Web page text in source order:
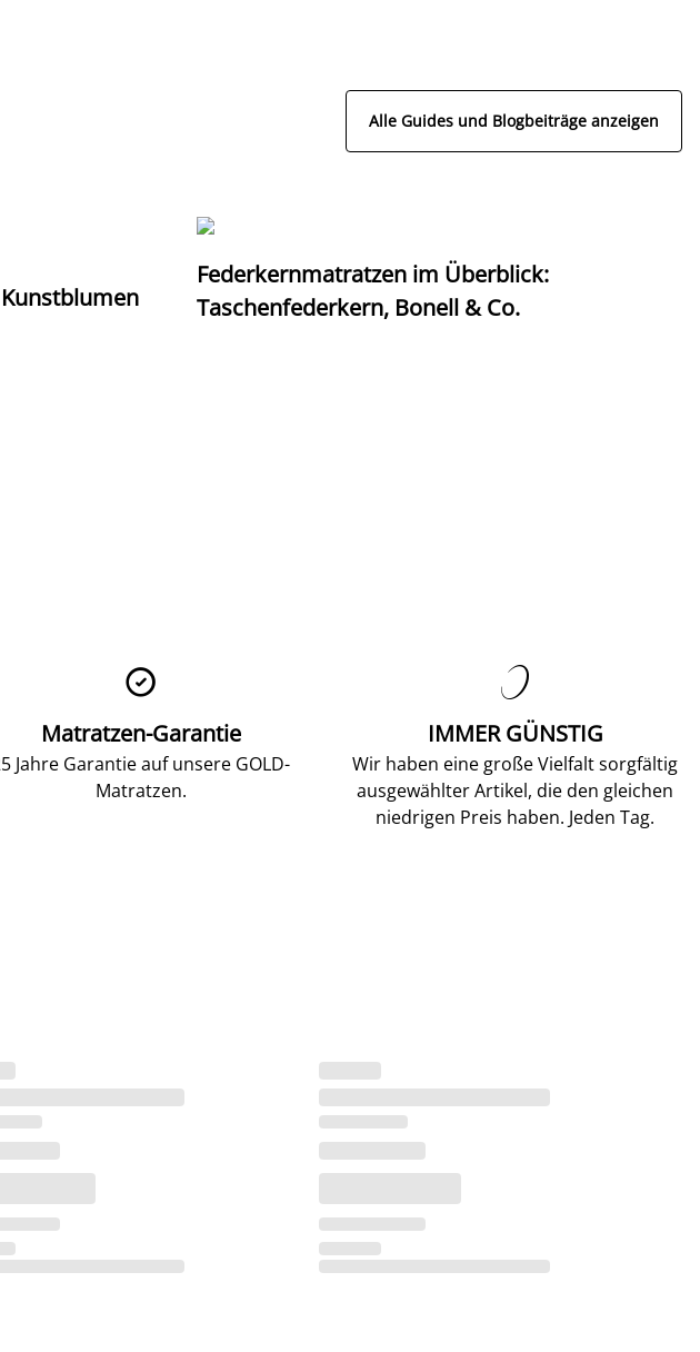
Alle Guides und Blogbeiträge anzeigen
Federkernmatratzen im Überblick:
Taschenfederkern, Bonell & Co.

Matratzen-Garantie
Jahre Garantie auf unsere GOLD-
Matratzen.

IMMER GÜNSTIG
Wir haben eine große Vielfalt sorgfältig
ausgewählter Artikel, die den gleichen
niedrigen Preis haben. Jeden Tag.